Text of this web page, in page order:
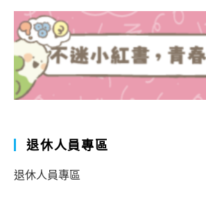
退休人員專區
退休人員專區